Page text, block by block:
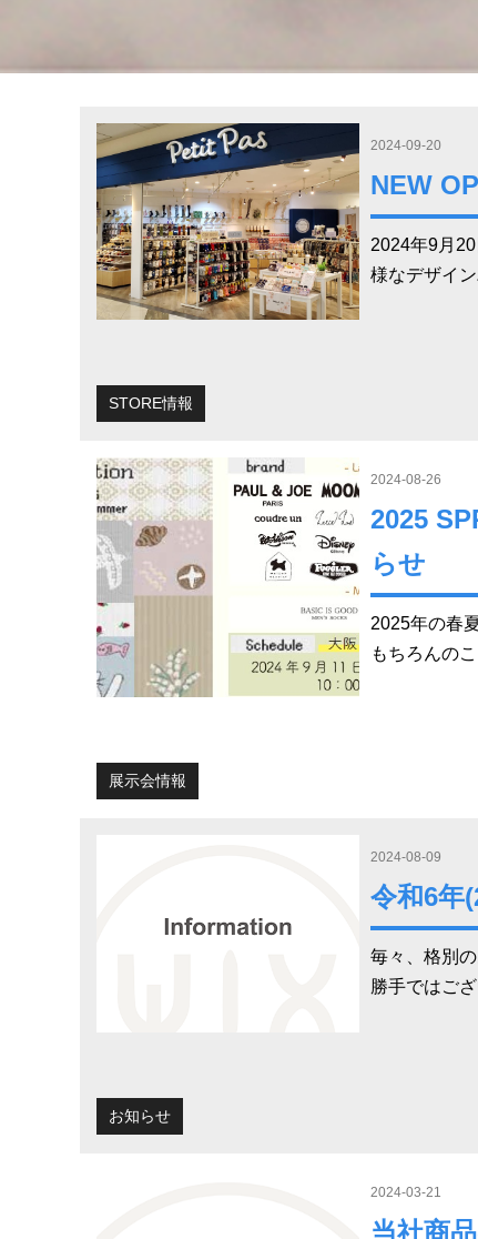
2024-09-20
NEW
2024年9月
様なデザイ
STORE情報
2024-08-26
2025
らせ
2025年の春
もちろんの
展示会情報
2024-08-09
令和6年
毎々、格別
勝手ではご
お知らせ
2024-03-21
当社商